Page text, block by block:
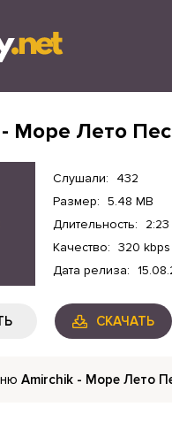
Море Лето
Слушали:
432
Размер: 5.48 MB
Длительность:
2:23
Качество: 320 kbps
Дата релиза:
СКАЧАТЬ
Amirchik - Море Лето